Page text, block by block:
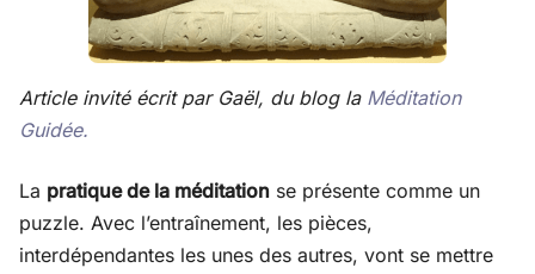
Article invité écrit par Gaël, du blog la Méditation
Guidée.
La pratique de la méditation se présente comme un
puzzle. Avec l’entraînement, les pièces,
interdépendantes les unes des autres, vont se mettre